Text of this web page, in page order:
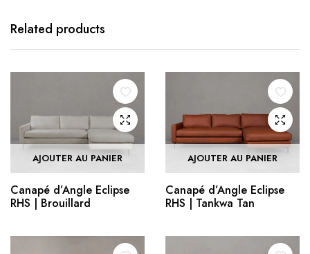
Related products
AJOUTER AU PANIER
Canapé d’Angle Eclipse
RHS | Brouillard
AJOUTER AU PANIER
Canapé d’Angle Eclipse
RHS | Tankwa Tan